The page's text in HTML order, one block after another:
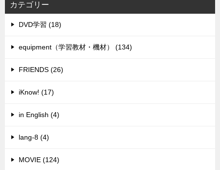
カテゴリー
DVD学習 (18)
equipment（学習教材・機材） (134)
FRIENDS (26)
iKnow! (17)
in English (4)
lang-8 (4)
MOVIE (124)